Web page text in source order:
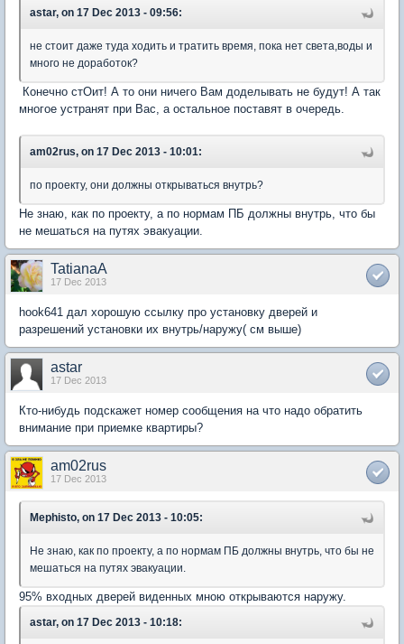
astar, on 17 Dec 2013 - 09:56:
не стоит даже туда ходить и тратить время, пока нет света,воды и
много не доработок?
Конечно стОит! А то они ничего Вам доделывать не будут! А так
многое устранят при Вас, а остальное поставят в очередь.
am02rus, on 17 Dec 2013 - 10:01:
по проекту, они должны открываться внутрь?
Не знаю, как по проекту, а по нормам ПБ должны внутрь, что бы
не мешаться на путях эвакуации.
TatianaA
17 Dec 2013
hook641 дал хорошую ссылку про установку дверей и
разрешений установки их внутрь/наружу( см выше)
astar
17 Dec 2013
Кто-нибудь подскажет номер сообщения на что надо обратить
внимание при приемке квартиры?
am02rus
17 Dec 2013
Mephisto, on 17 Dec 2013 - 10:05:
Не знаю, как по проекту, а по нормам ПБ должны внутрь, что бы не
мешаться на путях эвакуации.
95% входных дверей виденных мною открываются наружу.
astar, on 17 Dec 2013 - 10:18: